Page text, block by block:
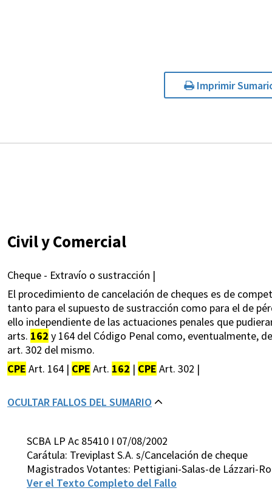
Imprimir
Civil y Comercial
Cheque - Extravío o sustracción |
El procedimiento de cancelación de cheques es de
tanto para el supuesto de sustracción como para el de
ello independiente de las actuaciones penales que
arts. 162 y 164 del Código Penal como, eventualmente,
art. 302 del mismo.
CPE Art. 164 | CPE Art. 162 | CPE Art. 302 |
OCULTAR FALLOS DEL SUMARIO
SCBA LP Ac 85410 I 07/08/2002
Carátula: Treviplast S.A. s/Cancelación de cheque
Magistrados Votantes: Pettigiani-Salas-de Lázzari-
Ver el Texto Completo del Fallo